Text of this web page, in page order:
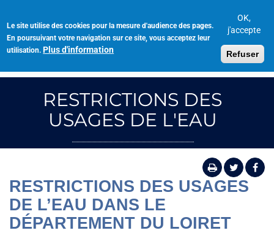
Le site utilise des cookies pour la mesure d'audience des pages.
En poursuivant votre navigation sur ce site, vous acceptez leur
utilisation. Plus d'information
OK,
j'accepte
Refuser
contenu
principal
RESTRICTIONS DES
USAGES DE L'EAU
RESTRICTIONS DES USAGES
DE L’EAU DANS LE
DÉPARTEMENT DU LOIRET